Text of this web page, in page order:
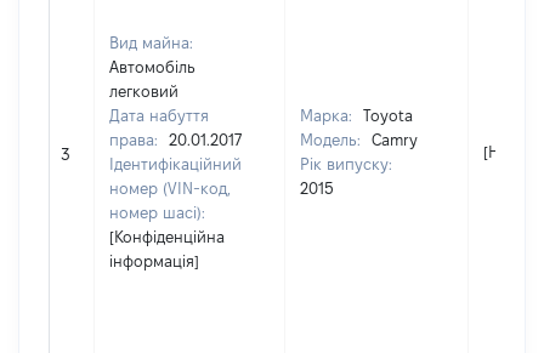
3
Вид майна:
Автомобіль
легковий
Дата набуття
права:
20.01.2017
Ідентифікаційний
номер (VIN-код,
номер шасі):
[Конфіденційна
інформація]
Марка:
Toyota
Модель:
Camry
Рік випуску:
2015
[Не